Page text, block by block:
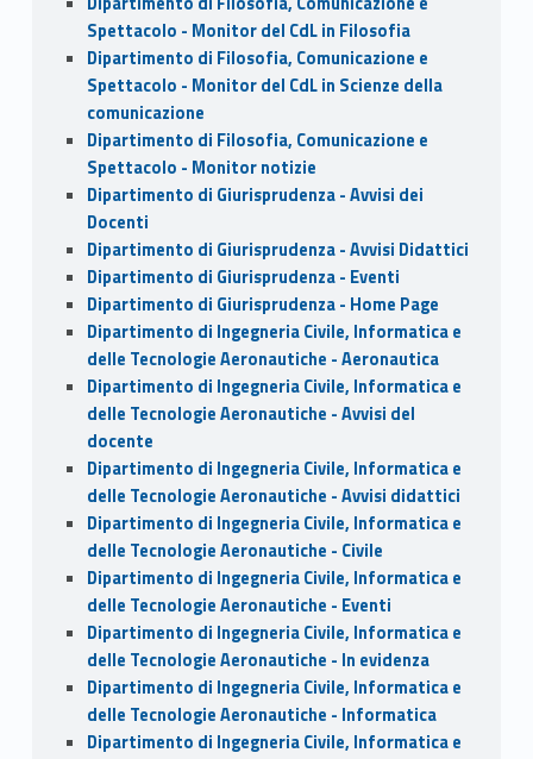
Spettacolo - Monitor del CdL in Filosofia
Dipartimento di Filosofia, Comunicazione e
Spettacolo - Monitor del CdL in Scienze della
comunicazione
Dipartimento di Filosofia, Comunicazione e
Spettacolo - Monitor notizie
Dipartimento di Giurisprudenza - Avvisi dei
Docenti
Dipartimento di Giurisprudenza - Avvisi Didattici
Dipartimento di Giurisprudenza - Eventi
Dipartimento di Giurisprudenza - Home Page
Dipartimento di Ingegneria Civile, Informatica e
delle Tecnologie Aeronautiche - Aeronautica
Dipartimento di Ingegneria Civile, Informatica e
delle Tecnologie Aeronautiche - Avvisi del
docente
Dipartimento di Ingegneria Civile, Informatica e
delle Tecnologie Aeronautiche - Avvisi didattici
Dipartimento di Ingegneria Civile, Informatica e
delle Tecnologie Aeronautiche - Civile
Dipartimento di Ingegneria Civile, Informatica e
delle Tecnologie Aeronautiche - Eventi
Dipartimento di Ingegneria Civile, Informatica e
delle Tecnologie Aeronautiche - In evidenza
Dipartimento di Ingegneria Civile, Informatica e
delle Tecnologie Aeronautiche - Informatica
Dipartimento di Ingegneria Civile, Informatica e